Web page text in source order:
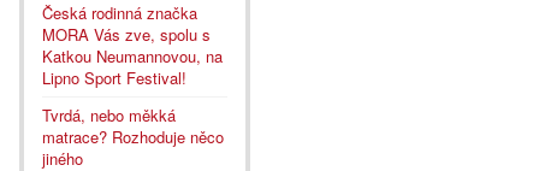
Česká rodinná značka
MORA Vás zve, spolu s
Katkou Neumannovou, na
Lipno Sport Festival!
Tvrdá, nebo měkká
matrace? Rozhoduje něco
jiného